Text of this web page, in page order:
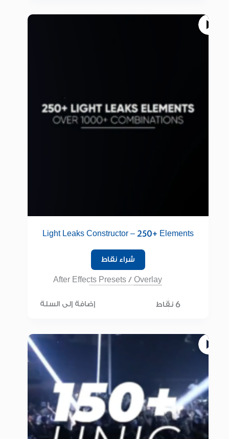
Light Leaks Constructor – 250+ Elements
شراء نقاط
After Effects Presets /Overlay
6 نقاط إضافة إلى السلة